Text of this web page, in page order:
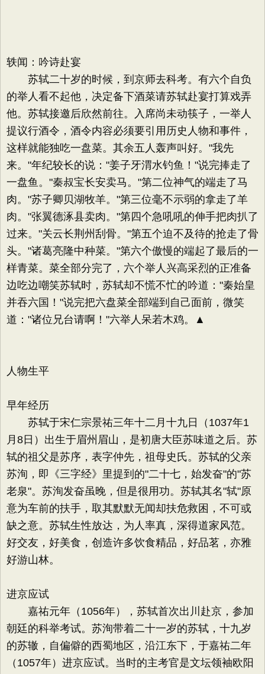
轶闻：吟诗赴宴
苏轼二十岁的时候，到京师去科考。有六个自负
的举人看不起他，决定备下酒菜请苏轼赴宴打算戏弄
他。苏轼接邀后欣然前往。入席尚未动筷子，一举人
提议行酒令，酒令内容必须要引用历史人物和事件，
这样就能独吃一盘菜。其余五人轰声叫好。"我先
来。"年纪较长的说："姜子牙渭水钓鱼！"说完捧走了
一盘鱼。"秦叔宝长安卖马。"第二位神气的端走了马
肉。"苏子卿贝湖牧羊。"第三位毫不示弱的拿走了羊
肉。"张翼德涿县卖肉。"第四个急吼吼的伸手把肉扒了
过来。"关云长荆州刮骨。"第五个迫不及待的抢走了骨
头。"诸葛亮隆中种菜。"第六个傲慢的端起了最后的一
样青菜。菜全部分完了，六个举人兴高采烈的正准备
边吃边嘲笑苏轼时，苏轼却不慌不忙的吟道："秦始皇
并吞六国！"说完把六盘菜全部端到自己面前，微笑
道："诸位兄台请啊！"六举人呆若木鸡。▲
人物生平
早年经历
苏轼于宋仁宗景祐三年十二月十九日（1037年1
月8日）出生于眉州眉山，是初唐大臣苏味道之后。苏
轼的祖父是苏序，表字仲先，祖母史氏。苏轼的父亲
苏洵，即《三字经》里提到的"二十七，始发奋"的"苏
老泉"。苏洵发奋虽晚，但是很用功。苏轼其名"轼"原
意为车前的扶手，取其默默无闻却扶危救困，不可或
缺之意。苏轼生性放达，为人率真，深得道家风范。
好交友，好美食，创造许多饮食精品，好品茗，亦雅
好游山林。
进京应试
嘉祐元年（1056年），苏轼首次出川赴京，参加
朝廷的科举考试。苏洵带着二十一岁的苏轼，十九岁
的苏辙，自偏僻的西蜀地区，沿江东下，于嘉祐二年
（1057年）进京应试。当时的主考官是文坛领袖欧阳